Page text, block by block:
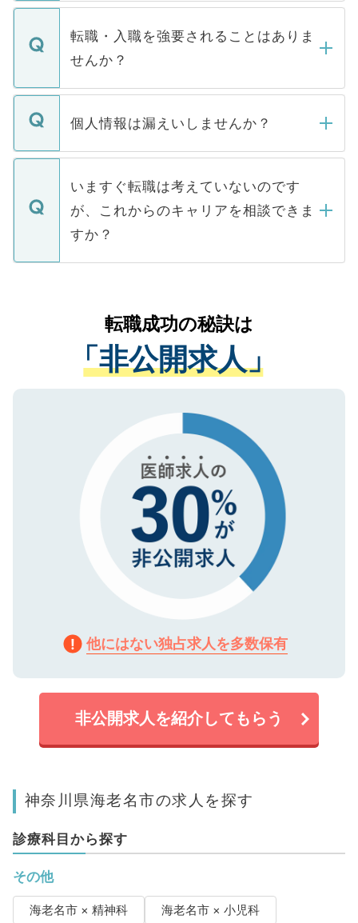
ます。通常、5営業日以内にはご連絡をせて
いただきますので、しばらくお待ちくださ
マイナビDOCTORで取り扱っている求人の
うち約3割は、Webサイトからご覧いただ
けない「非公開求人」です。非公開求人は
下記の理由によって、一般には公開してい
ません。
■応募殺到を避けるため 人気のある医療機
関を公にしてしまうと、応募が殺到する場
に、医療機関が求める条件に合った人材の
みを人材紹介会社に依頼するケースが増え
ています。
転職・入職を強要されることはありま
せんか？
転職・入職を強要することは一切ありませ
ん。また、仮に応募先から内定をいただい
定を承諾する必要はありません。内定先へ
の辞退の連絡はキャリアパートナーが行い
個人情報は漏えいしませんか？
個人情報が漏えいすることはありませんの
で、ご安心ください。当サイトからの登録
などで収集したご登録者様の個人情報は、
ご本人のキャリアアップおよび転職活動の
支援を目的に使用いたします。お預かりし
ているすべての個人データはご本人の許可
は、個人情報の取り扱いについての厳密な
管理基準を満たした事業者のみに付与され
る、プライバシーマークを取得済みです。
で、機密保持に関してもご安心ください。
いますぐ転職は考えていないのです
が、これからのキャリアを相談できま
すか？
かがいして、現在の医療機関の状況や紹介
経験をまじえながら、適切なアドバイスを
させていただきます。すぐにご転職をされ
ない方には、長期的なサポートが可能です
ので、まずはご登録ください。
転職成功の秘訣は
「非公開求人」
他にはない独占求人を多数保有
非公開求人を紹介してもらう
神奈川県海老名市の求人を探す
診療科目から探す
その他
海老名市 × 精神科 海老名市 × 小児科